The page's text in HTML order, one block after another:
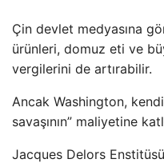
Çin devlet medyasına
ürünleri, domuz eti ve
vergilerini de artırabilir.
Ancak Washington,
savaşının” maliyetine
Jacques Delors